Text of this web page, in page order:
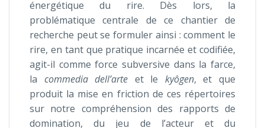
énergétique du rire. Dès lors, la
problématique centrale de ce chantier de
recherche peut se formuler ainsi : comment le
rire, en tant que pratique incarnée et codifiée,
agit-il comme force subversive dans la farce,
la commedia dell’arte et le kyôgen, et que
produit la mise en friction de ces répertoires
sur notre compréhension des rapports de
domination, du jeu de l’acteur et du